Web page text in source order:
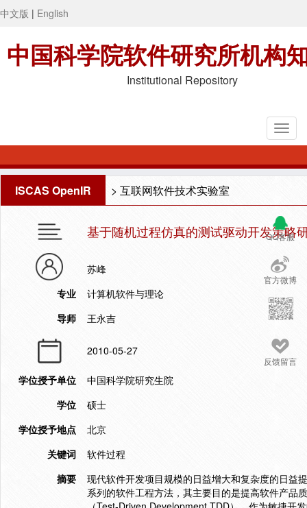
中文版 | English
中国科学院软件研究所机构
Institutional Repository
ISCAS OpenIR > 互联网软件技术实验室
QQ客服
官方微博
反馈留言
基于随机过程仿真的测试驱动开发策略
苏峰
专业
计算机软件与理论
导师
王永吉
2010-05-27
学位授予单位
中国科学院研究生院
学位
硕士
学位授予地点
北京
关键词
软件过程
摘要
现代软件开发项目规模的日益增大和复杂度的日益
系列的软件工程方法，其主要目的是提高软件产品